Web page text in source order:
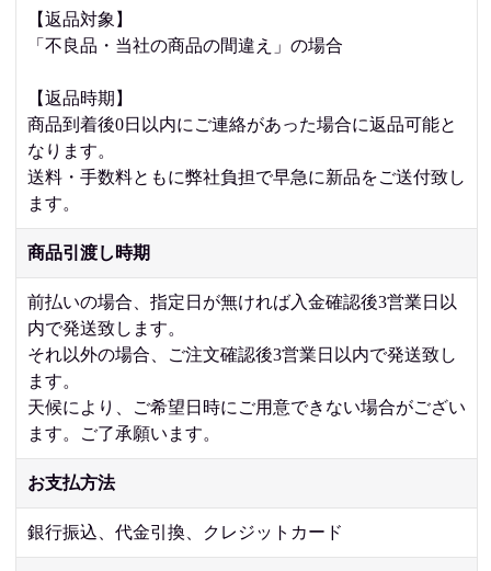
【返品対象】
「不良品・当社の商品の間違え」の場合
【返品時期】
商品到着後0日以内にご連絡があった場合に返品可能と
なります。
送料・手数料ともに弊社負担で早急に新品をご送付致し
ます。
商品引渡し時期
前払いの場合、指定日が無ければ入金確認後3営業日以
内で発送致します。
それ以外の場合、ご注文確認後3営業日以内で発送致し
ます。
天候により、ご希望日時にご用意できない場合がござい
ます。ご了承願います。
お支払方法
銀行振込、代金引換、クレジットカード